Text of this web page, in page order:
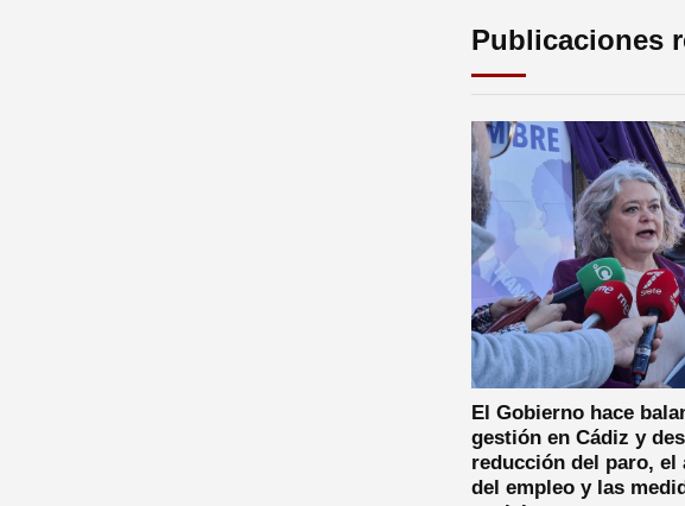
Publicaciones
El Gobierno hace
gestión en Cádiz y
reducción del paro, el
del empleo y las